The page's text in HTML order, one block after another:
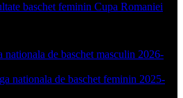
baschet feminin Cupa Romaniei
de baschet masculin 2026-
nationala de baschet feminin 2025-